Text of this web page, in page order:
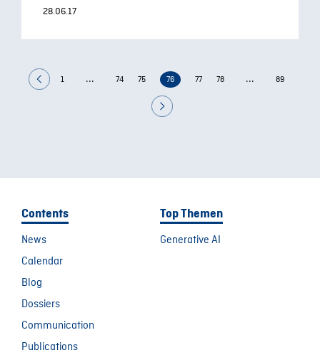
28.06.17
1 ... 74 75 76 77 78 ... 89
Contents
News
Calendar
Blog
Dossiers
Communication
Publications
Top Themen
Generative AI